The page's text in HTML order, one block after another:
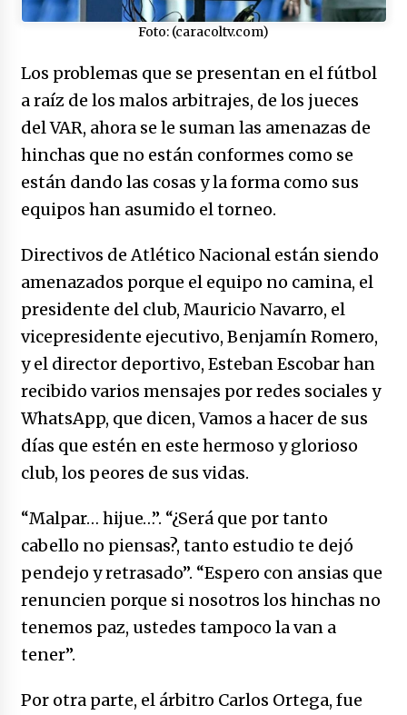
Captura de Maduro, donde manda capitán,
04/01/2026
Otro regalo navideño de Petrosky, al caído
caerle
31/12/2025
Que sea un hecho el decreto que quita prima
de servicios a honorables zánganos
31/12/2025
El aumento del mínimo causa escozor en
pueblo colombiano
31/12/2025
Atlético Nacional se quedó con laCopa
Colombia 2025
17/12/2025
Junior se coronó campeón del fútbol
colombiano
Foto: (caracoltv.com)
Los problemas que se presentan en el fútbol
a raíz de los malos arbitrajes, de los jueces
del VAR, ahora se le suman las amenazas de
hinchas que no están conformes como se
están dando las cosas y la forma como sus
equipos han asumido el torneo.
Directivos de Atlético Nacional están siendo
amenazados porque el equipo no camina, el
presidente del club, Mauricio Navarro, el
vicepresidente ejecutivo, Benjamín Romero,
y el director deportivo, Esteban Escobar han
recibido varios mensajes por redes sociales y
WhatsApp, que dicen, Vamos a hacer de sus
días que estén en este hermoso y glorioso
club, los peores de sus vidas.
“Malpar… hijue…”. “¿Será que por tanto
cabello no piensas?, tanto estudio te dejó
pendejo y retrasado”. “Espero con ansias que
renuncien porque si nosotros los hinchas no
tenemos paz, ustedes tampoco la van a
tener”.
Por otra parte, el árbitro Carlos Ortega, fue